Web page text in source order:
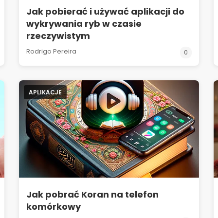
Jak pobierać i używać aplikacji do
wykrywania ryb w czasie
rzeczywistym
Rodrigo Pereira 0
APLIKACJE
Jak pobrać Koran na telefon
komórkowy